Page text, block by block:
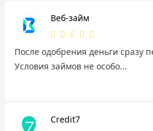
Веб-займ
После одобрения деньги сразу
Условия займов не особо...
Credit7